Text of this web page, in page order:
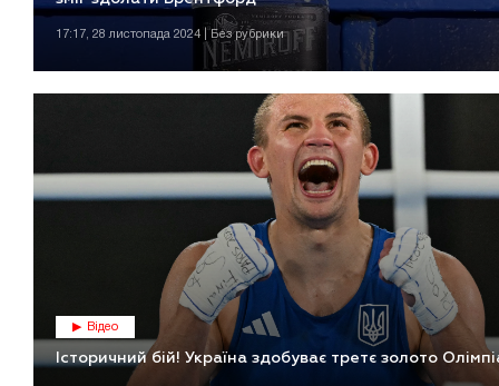
17:17, 28 листопада 2024 | Без рубрики
Відео
Історичний бій! Україна здобуває третє золото